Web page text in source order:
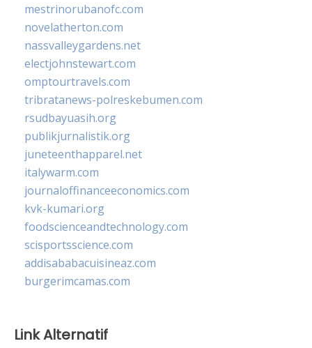
mestrinorubanofc.com
novelatherton.com
nassvalleygardens.net
electjohnstewart.com
omptourtravels.com
tribratanews-polreskebumen.com
rsudbayuasih.org
publikjurnalistik.org
juneteenthapparel.net
italywarm.com
journaloffinanceeconomics.com
kvk-kumari.org
foodscienceandtechnology.com
scisportsscience.com
addisababacuisineaz.com
burgerimcamas.com
Link Alternatif